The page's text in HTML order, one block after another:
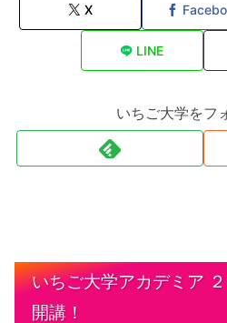
X
LINE
いちご大学をフ
いちご大学アカデミア
開講！